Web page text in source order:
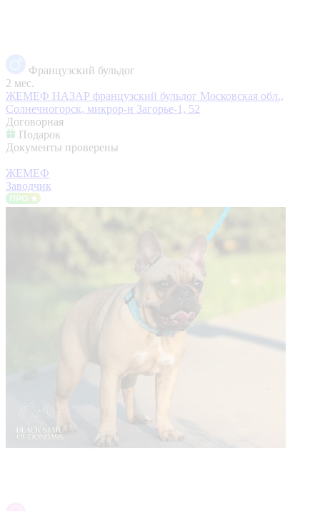
Французский бульдог
2 мес.
ЖЕМЕФ НАЗАР французский бульдог Московская обл.,
Солнечногорск, микрор-н Загорье-1, 52
Договорная
Подарок
Документы проверены
ЖЕМЕФ
Заводчик